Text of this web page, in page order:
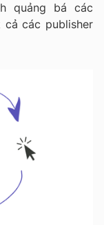
quảng bá các
các publisher